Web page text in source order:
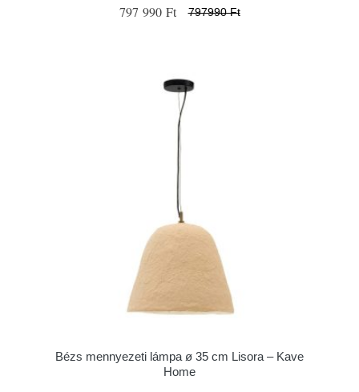
797 990 Ft 797990 Ft
Bézs mennyezeti lámpa ø 35 cm Lisora – Kave
Home